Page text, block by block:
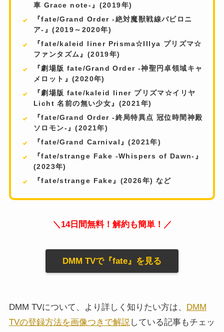
車 Grace note-』(2019年)
『fate/Grand Order -絶対魔獣戦線バビロニ
ア-』(2019～2020年)
『fate/kaleid liner Prisma☆Illya プリズマ☆
ファンタズム』(2019年)
『劇場版 fate/Grand Order -神聖円卓領域キャ
メロット』(2020年)
『劇場版 fate/kaleid liner プリズマ☆イリヤ
Licht 名前の無い少女』(2021年)
『fate/Grand Order -終局特異点 冠位時間神殿
ソロモン-』(2021年)
『fate/Grand Carnival』(2021年)
『fate/strange Fake -Whispers of Dawn-』
(2023年)
『fate/strange Fake』(2026年) など
＼14日間無料！解約も簡単！／
DMM TVで『fate』を見る
DMM TVについて、より詳しく知りたい方は、 DMM
TVの登録方法を画像つきで解説している記事もチェッ